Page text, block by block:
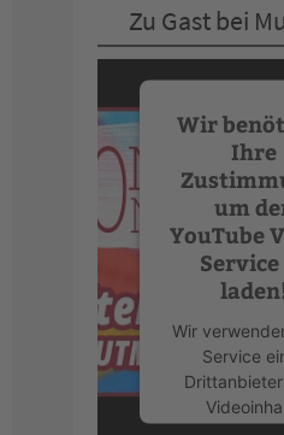
Zu Gast bei
Wir
Ihre
um
YouTube
Service
Wir
Service